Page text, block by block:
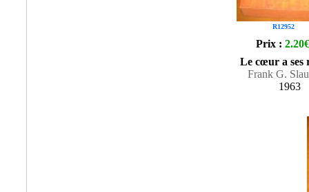
R12952
Prix : 2.20€
Le cœur a ses
Frank G.
1963